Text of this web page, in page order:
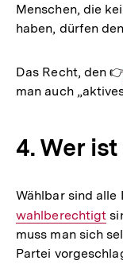
Menschen, die
haben, dürfen
Das Recht, den
man auch
4. Wer ist
Wählbar sind alle
wahlberechtigt
muss man sich
Partei